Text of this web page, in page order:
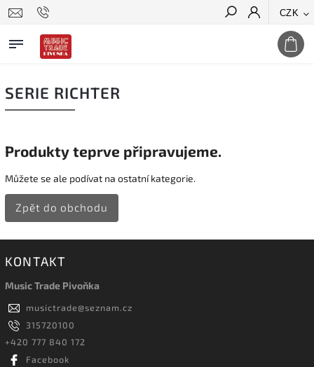
CZK
Hledat
SERIE RICHTER
Produkty teprve připravujeme.
Můžete se ale podívat na ostatní kategorie.
Zpět do obchodu
KONTAKT
Music Trade Pivoňka
musictrade@seznam.cz
315720100
+420 777 840 172
Facebook